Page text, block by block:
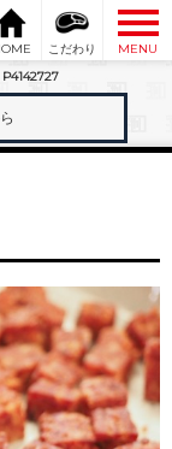
こだわり
MENU
P4142727